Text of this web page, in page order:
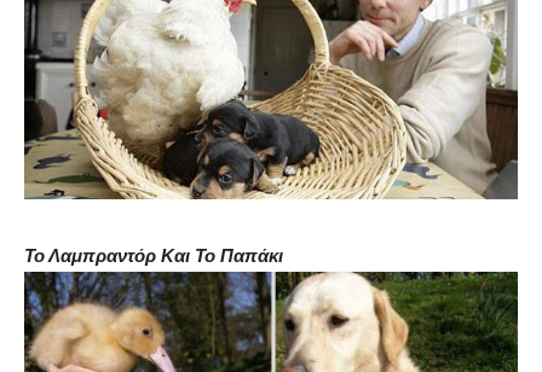
Το Λαμπραντόρ Και Το Παπάκι